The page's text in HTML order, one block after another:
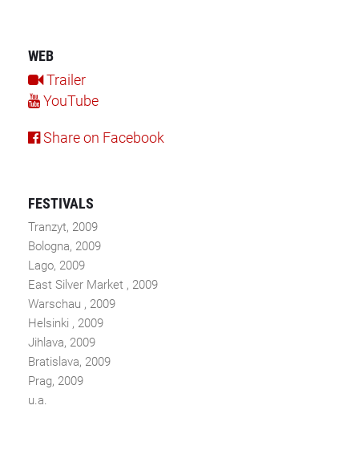
WEB
Trailer
YouTube
Share on Facebook
FESTIVALS
Tranzyt, 2009
Bologna, 2009
Lago, 2009
East Silver Market , 2009
Warschau , 2009
Helsinki , 2009
Jihlava, 2009
Bratislava, 2009
Prag, 2009
u.a.